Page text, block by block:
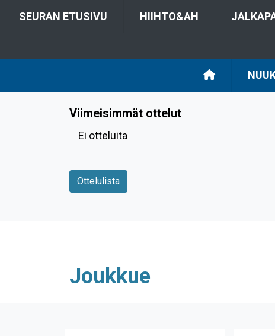
SEURAN ETUSIVU HIIHTO&AH
Viimeisimmät ottelut
Ei otteluita
Ottelulista
Joukkue